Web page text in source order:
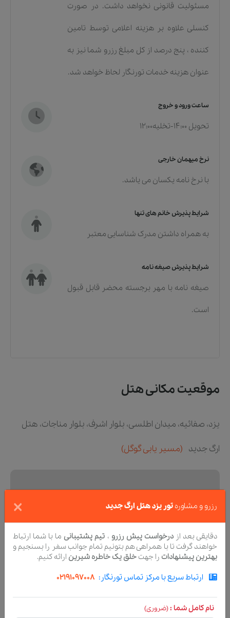
مسئولیت قانونی نخواهد داشت. در صورت
کنسلی علاوه بر هزینه اعلامی توسط تامین
کننده ، پنج درصد از کل مبلغ رزرو شما نیز به
عنوان هزینه خدمات تورنگار لحاظ خواهد شد.
ساعت ورود و خروج
تحویل 14:00-تخلیه12:00
نرخ میهمان خارجی
با نرخ نامه یکسان می یاشد.
شرایط پذیرش خانم های تنها
به همراه داشتن مدرک شناسایی معتبر
شرایط پذیرش صیغه نامه
صیغه نامه با مهر برجسته محضر قابل قبول
است.
موقعیت مکانی هتل
یزد، صفائیه، میدان اطلسی، بلوار اشرف، بلوار مناجات، هتل
ارگ جدید (مسیر یابی گوگل)
رزرو و مشاوره تور یزد هتل ارگ جدید ×
دقایقی بعد ازدرخواست پیش رزرو ، تیم پشتیبانی ما با شما ارتباط
خواهند گرفت تا با همراهی هم بتونیم تمام جوانب سفر را بسنجیم و
بهترین پیشنهادات را جهت خلق یک خاطره شیرین ارائه کنیم.
ارتباط سریع با مرکز تماس تورنگار: 02191097008
نام کامل شما :(ضروری)